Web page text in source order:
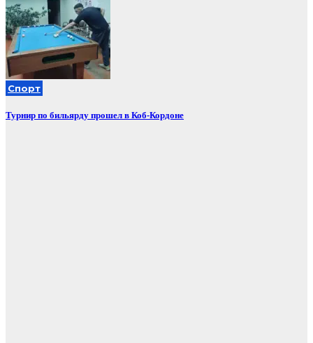
Спорт
Турнир по бильярду прошел в Коб-Кордоне